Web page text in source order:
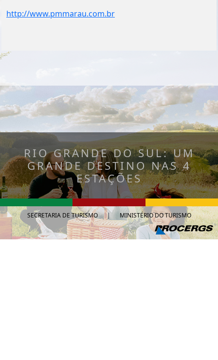
http://www.pmmarau.com.br
RIO GRANDE DO SUL: UM
GRANDE DESTINO NAS 4
ESTAÇÕES
SECRETARIA DE TURISMO | MINISTÉRIO DO TURISMO